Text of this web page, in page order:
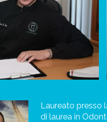
Laureato presso
di laurea in